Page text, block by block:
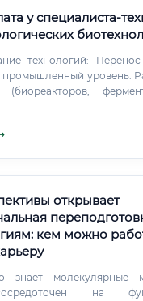
у специалиста-
технологий:
промышленный уровень.
(биореакторов,
открывает
кем можно
знает молекулярные
на